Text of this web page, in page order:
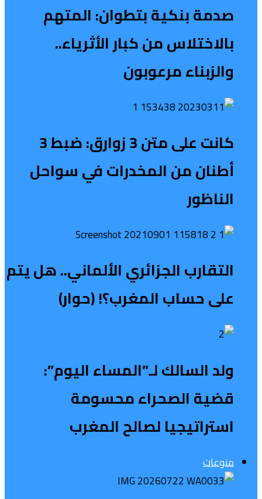
صدمة بنكية بتطوان: المتهم
بالاختلاس من كبار الأثرياء..
والزبناء مرعوبون
كانت على متن 3 زوارق: ضبط 3
أطنان من المخدرات في سواحل
الناظور
التقارب الجزائري الألماني.. هل يتم
على حساب المغرب؟! (حوار)
ولد السالك لـ”المساء اليوم”:
قضية الصحراء محسومة
استراتيجيا لصالح المغرب
منوعات